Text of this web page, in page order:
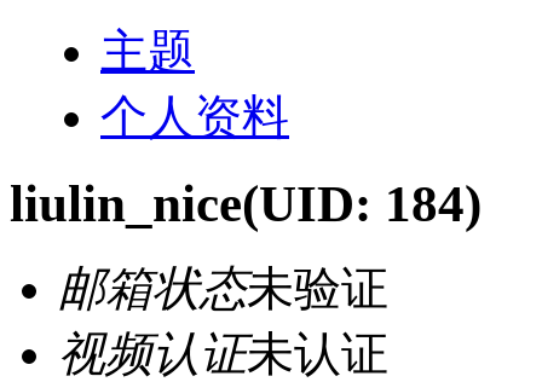
主题
个人资料
liulin_nice(UID: 184)
邮箱状态未验证
视频认证未认证